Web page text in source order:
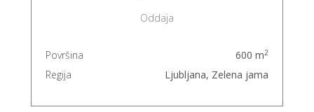
Oddaja
Površina 600 m2
Regija Ljubljana, Zelena jama